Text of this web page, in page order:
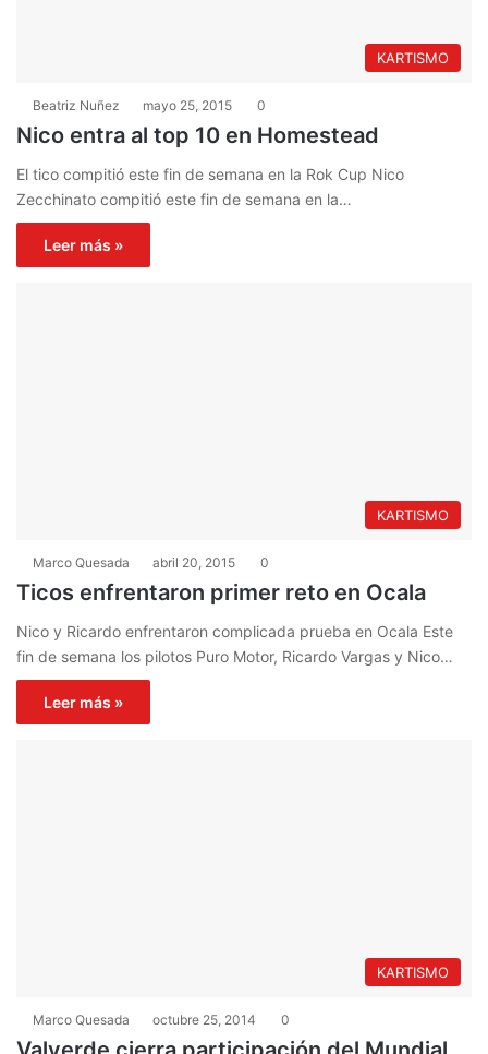
KARTISMO
Beatriz Nuñez mayo 25, 2015 0
Nico entra al top 10 en Homestead
El tico compitió este fin de semana en la Rok Cup Nico
Zecchinato compitió este fin de semana en la…
Leer más »
KARTISMO
Marco Quesada abril 20, 2015 0
Ticos enfrentaron primer reto en Ocala
Nico y Ricardo enfrentaron complicada prueba en Ocala Este
fin de semana los pilotos Puro Motor, Ricardo Vargas y Nico…
Leer más »
KARTISMO
Marco Quesada octubre 25, 2014 0